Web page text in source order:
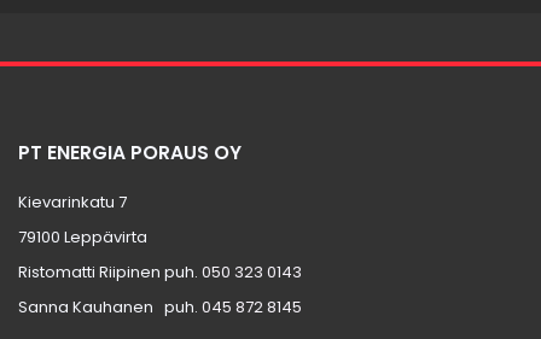
PT ENERGIA PORAUS OY
Kievarinkatu 7
79100 Leppävirta
Ristomatti Riipinen puh. 050 323 0143
Sanna Kauhanen puh. 045 872 8145